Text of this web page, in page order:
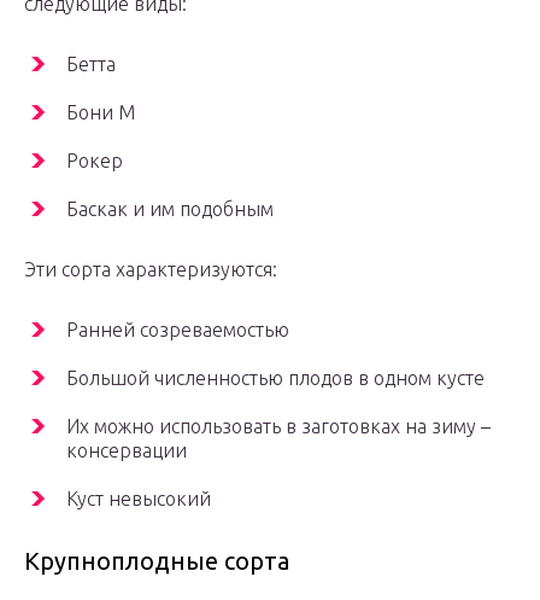
Бетта
Бони М
Рокер
Баскак и им подобным
Эти сорта характеризуются:
Ранней созреваемостью
Большой численностью плодов в одном кусте
Их можно использовать в заготовках на зиму –
консервации
Куст невысокий
Крупноплодные сорта